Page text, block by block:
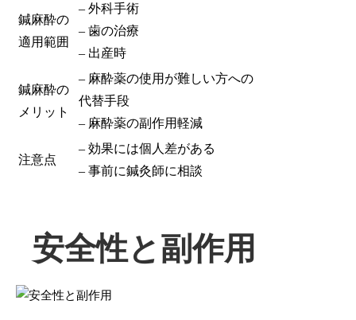
鍼麻酔の
適用範囲
– 外科手術
– 歯の治療
– 出産時
鍼麻酔の
メリット
– 麻酔薬の使用が難しい方への
代替手段
– 麻酔薬の副作用軽減
注意点
– 効果には個人差がある
– 事前に鍼灸師に相談
安全性と副作用